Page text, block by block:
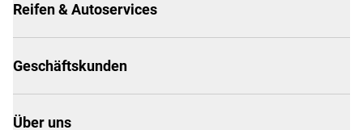
Reifen & Autoservices
Geschäftskunden
Über uns